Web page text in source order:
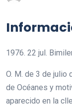
1976. 22 jul.
O. M. de 3 de julio
de Océanes y
aparecido en la